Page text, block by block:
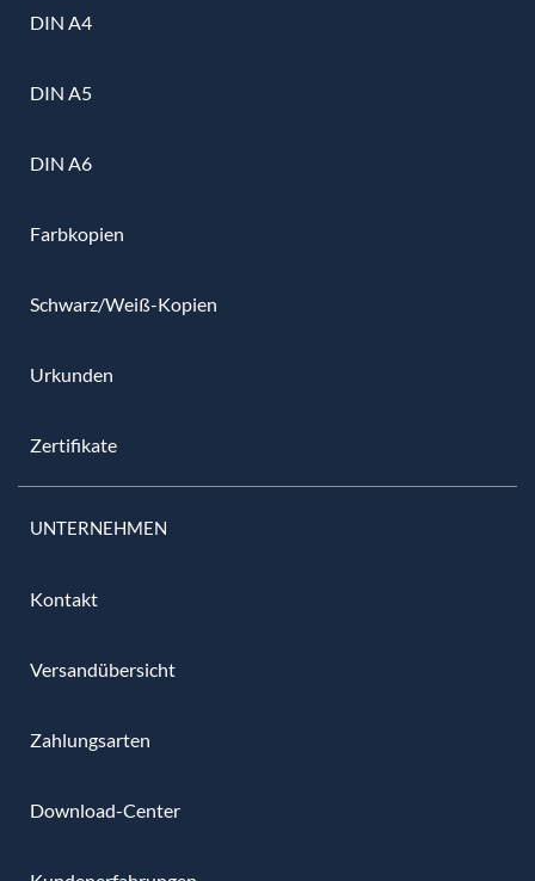
DIN A4
DIN A5
DIN A6
Farbkopien
Schwarz/Weiß-Kopien
Urkunden
Zertifikate
UNTERNEHMEN
Kontakt
Versandübersicht
Zahlungsarten
Download-Center